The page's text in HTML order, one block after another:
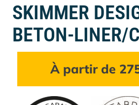
SKIMMER
BETON-LINER/
À partir de